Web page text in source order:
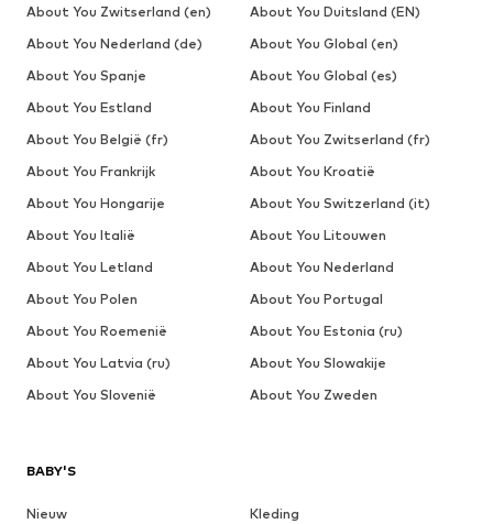
BABY'S
Nieuw
Kleding
About You Zwitserland (en)
About You Duitsland (EN)
About You Nederland (de)
About You Global (en)
About You Spanje
About You Global (es)
About You Estland
About You Finland
About You België (fr)
About You Zwitserland (fr)
About You Frankrijk
About You Kroatië
About You Hongarije
About You Switzerland (it)
About You Italië
About You Litouwen
About You Letland
About You Nederland
About You Polen
About You Portugal
About You Roemenië
About You Estonia (ru)
About You Latvia (ru)
About You Slowakije
About You Slovenië
About You Zweden